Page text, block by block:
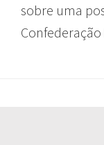
sobre uma